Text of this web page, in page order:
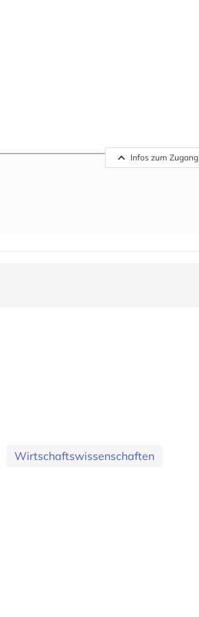
Infos zum Zugang
Wirtschaftswissenschaften